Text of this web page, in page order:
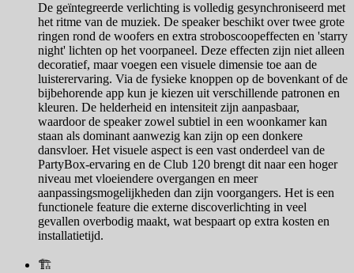
De geïntegreerde verlichting is volledig gesynchroniseerd met
het ritme van de muziek. De speaker beschikt over twee grote
ringen rond de woofers en extra stroboscoopeffecten en 'starry
night' lichten op het voorpaneel. Deze effecten zijn niet alleen
decoratief, maar voegen een visuele dimensie toe aan de
luisterervaring. Via de fysieke knoppen op de bovenkant of de
bijbehorende app kun je kiezen uit verschillende patronen en
kleuren. De helderheid en intensiteit zijn aanpasbaar,
waardoor de speaker zowel subtiel in een woonkamer kan
staan als dominant aanwezig kan zijn op een donkere
dansvloer. Het visuele aspect is een vast onderdeel van de
PartyBox-ervaring en de Club 120 brengt dit naar een hoger
niveau met vloeiendere overgangen en meer
aanpassingsmogelijkheden dan zijn voorgangers. Het is een
functionele feature die externe discoverlichting in veel
gevallen overbodig maakt, wat bespaart op extra kosten en
installatietijd.
🏗️